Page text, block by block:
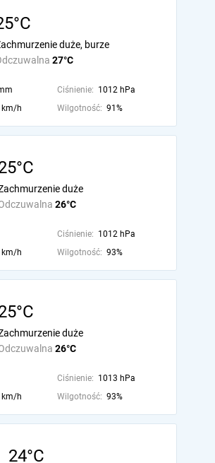
27°C
duże, burze
Ciśnienie: 1012 hPa
km/h Wilgotność: 91%
26°C
duże
Ciśnienie: 1012 hPa
km/h Wilgotność: 93%
26°C
duże
Ciśnienie: 1013 hPa
km/h Wilgotność: 93%
24°C